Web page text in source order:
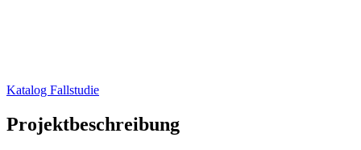
Katalog Fallstudie
Projektbeschreibung